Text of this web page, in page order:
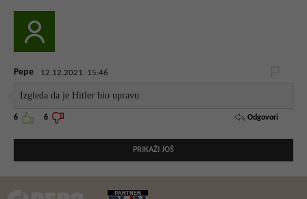
Pepe 12.12.2021. 15:46
Izgleda da je Hitler bio upravu
6 6 Odgovori
PRIKAŽI JOŠ